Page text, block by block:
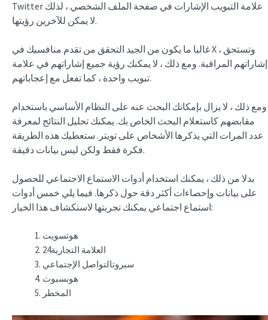
Twitter علامة التبويب الإشارات في صفحة الملف الشخصي ، لذلك
لا يمكن للآخرين رؤيتها.
غالبا ما يكون من الجيد التحقق من تقدم منافسيك في X ، وتستحق
إشاراتهم المراقبة. ومع ذلك ، لا يمكنك رؤية جميع إشاراتهم في علامة
تبويب واحدة ، كما تفعل مع إعجاباتهم.
ومع ذلك ، لا يزال بإمكانك البحث عنه على النظام الأساسي باستخدام
مقابضهم كاستعلام البحث الخاص بك. يمكنك تحليل النتائج لمعرفة
عدد المرات التي يذكرها الأشخاص على تويتر. ستعطيك هذه الطريقة
فكرة فقط ولكن ليس بيانات دقيقة.
بدلا من ذلك ، يمكنك استخدام أدوات الاستماع الاجتماعي للحصول
على بيانات وإحصاءات أكثر دقة حول ذكرها. فيما يلي خمس أدوات
استماع اجتماعي يمكنك تجربتها لاستكشاف هذا الخيار:
العلامة التجارية24
المخطر